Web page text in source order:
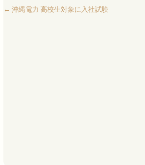
← 沖縄電力 高校生対象に入社試験